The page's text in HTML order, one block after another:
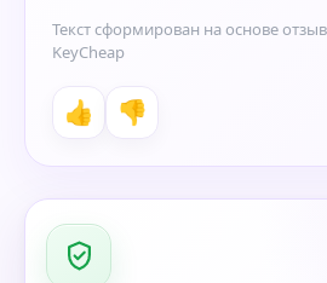
Текст сформирован на основе
KeyCheap
👍 👎